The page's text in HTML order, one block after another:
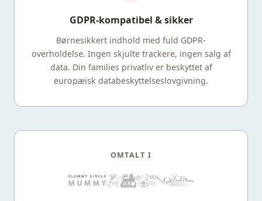
GDPR-kompatibel & sikker
Børnesikkert indhold med fuld GDPR-
overholdelse. Ingen skjulte trackere, ingen salg af
data. Din families privatliv er beskyttet af
europæisk databeskyttelseslovgivning.
OMTALT I